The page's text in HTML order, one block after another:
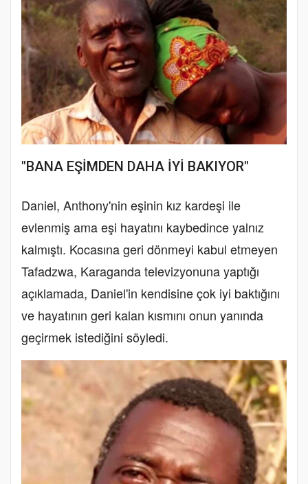
"BANA EŞİMDEN DAHA İYİ BAKIYOR"
Daniel, Anthony'nin eşinin kız kardeşi ile
evlenmiş ama eşi hayatını kaybedince yalnız
kalmıştı. Kocasına geri dönmeyi kabul etmeyen
Tafadzwa, Karaganda televizyonuna yaptığı
açıklamada, Daniel'in kendisine çok iyi baktığını
ve hayatının geri kalan kısmını onun yanında
geçirmek istediğini söyledi.